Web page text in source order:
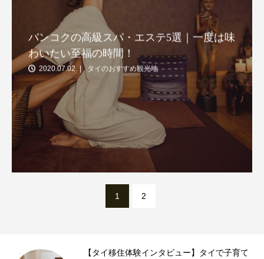
バンコクの高級スパ・エステ5選｜一度は味
わいたい至福の時間！
2020.07.02 タイのおすすめ観光地
1 2
【タイ移住体験インタビュー】タイで子育て